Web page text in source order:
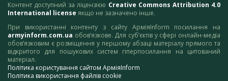
Контент доступний за ліцензією Creative Commons Attribution 4.0
International license якщо не зазначено інше.
При використанні контенту з сайту АрміяInform посилання на
armyinform.com.ua обов’язкове. Для суб’єктів у сфері онлайн-медіа
обов’язковим є розміщення у першому абзаці матеріалу прямого та
відкритого для пошукових систем гіперпосилання на цитований
матеріал.
Політика користування сайтом АрміяInform
Політика використання файлів cookie